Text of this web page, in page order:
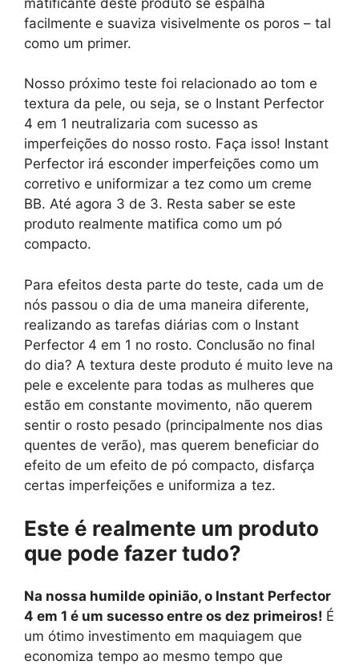
facilmente e suaviza visivelmente os poros – tal
como um primer.
Nosso próximo teste foi relacionado ao tom e
textura da pele, ou seja, se o Instant Perfector
4 em 1 neutralizaria com sucesso as
imperfeições do nosso rosto. Faça isso! Instant
Perfector irá esconder imperfeições como um
corretivo e uniformizar a tez como um creme
BB. Até agora 3 de 3. Resta saber se este
produto realmente matifica como um pó
compacto.
Para efeitos desta parte do teste, cada um de
nós passou o dia de uma maneira diferente,
realizando as tarefas diárias com o Instant
Perfector 4 em 1 no rosto. Conclusão no final
do dia? A textura deste produto é muito leve na
pele e excelente para todas as mulheres que
estão em constante movimento, não querem
sentir o rosto pesado (principalmente nos dias
quentes de verão), mas querem beneficiar do
efeito de um efeito de pó compacto, disfarça
certas imperfeições e uniformiza a tez.
Este é realmente um produto
que pode fazer tudo?
Na nossa humilde opinião, o Instant Perfector
4 em 1 é um sucesso entre os dez primeiros! É
um ótimo investimento em maquiagem que
economiza tempo ao mesmo tempo que